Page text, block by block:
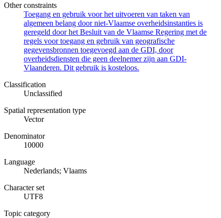
Other constraints
Toegang en gebruik voor het uitvoeren van taken van
algemeen belang door niet-Vlaamse overheidsinstanties is
geregeld door het Besluit van de Vlaamse Regering met de
regels voor toegang en gebruik van geografische
gegevensbronnen toegevoegd aan de GDI, door
overheidsdiensten die geen deelnemer zijn aan GDI-
Vlaanderen. Dit gebruik is kosteloos.
Classification
Unclassified
Spatial representation type
Vector
Denominator
10000
Language
Nederlands; Vlaams
Character set
UTF8
Topic category